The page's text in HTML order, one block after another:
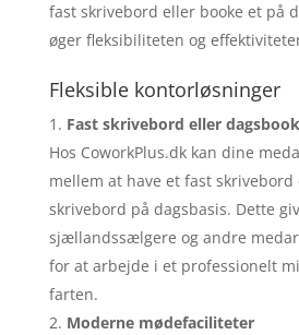
fast skrivebord eller booke et på
øger fleksibiliteten og
Fleksible kontorløsninger
Fast skrivebord eller
Hos CoworkPlus.dk kan dine
mellem at have et fast skrivebord
skrivebord på dagsbasis. Dette
sjællandssælgere og andre
for at arbejde i et professionelt
farten.
Moderne mødefaciliteter